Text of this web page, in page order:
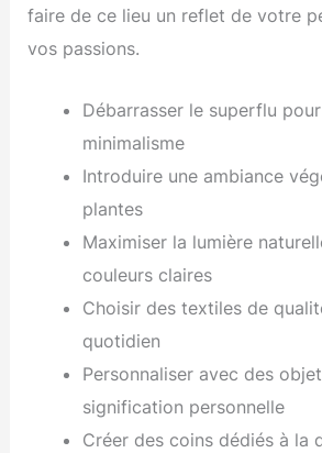
faire de ce lieu un reflet de votre
vos passions.
Débarrasser le superflu
minimalisme
Introduire une ambiance
plantes
Maximiser la lumière
couleurs claires
Choisir des textiles de
quotidien
Personnaliser avec des
signification personnelle
Créer des coins dédiés à la